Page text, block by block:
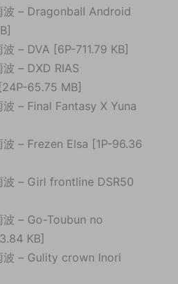
– Dragonball Android
– DVA [6P-711.79 KB]
– DXD RIAS
65.75 MB]
– Final Fantasy X Yuna
– Frezen Elsa [1P-96.36
– Girl frontline DSR50
– Go-Toubun no
KB]
– Gulity crown Inori